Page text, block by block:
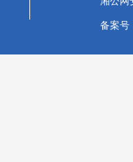
备案